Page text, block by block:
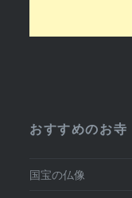
おすすめのお寺
国宝の仏像